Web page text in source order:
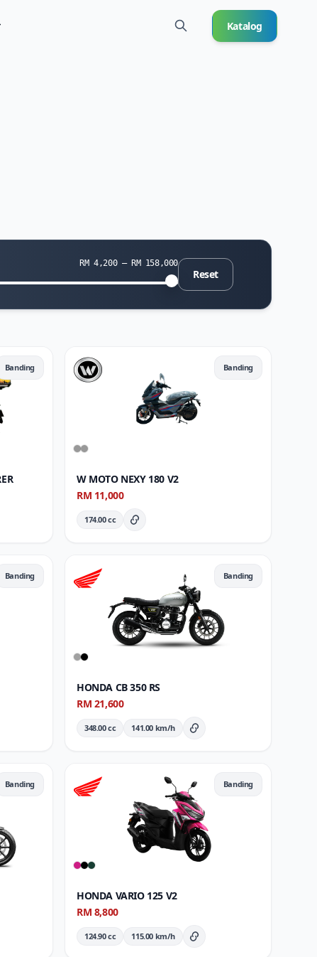
Katalog
RM 4,200 — RM 158,000
minimum
maksimum
Reset
Banding Banding
W MOTO NEXY 180 V2
RM 11,000
174.00 cc Butiran Penuh
Banding Banding
HONDA CB 350 RS
RM 21,600
348.00 cc 141.00 km/h Butiran Penuh
Banding
Penuh
Banding
HONDA VARIO 125 V2
RM 8,800
124.90 cc 115.00 km/h Butiran Penuh